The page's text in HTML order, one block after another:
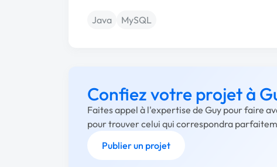
Java MySQL
Confiez votre projet à
Faites appel à l'expertise de Guy pour faire
pour trouver celui qui correspondra
Publier un projet